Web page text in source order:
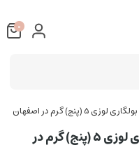
گرم در اصفهان
قیمت خرید عطر گرمی آکوا بولگاری لوزی 5 (پنج) گرم در
0